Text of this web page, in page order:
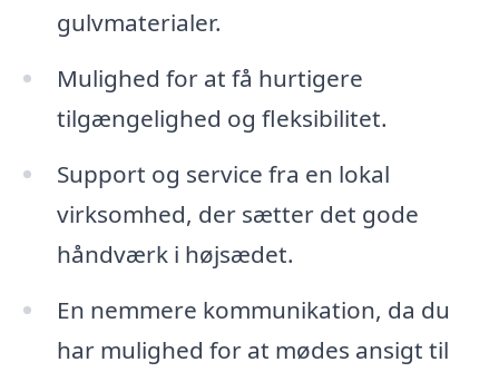
gulvmaterialer.
Mulighed for at få hurtigere
tilgængelighed og fleksibilitet.
Support og service fra en lokal
virksomhed, der sætter det gode
håndværk i højsædet.
En nemmere kommunikation, da du
har mulighed for at mødes ansigt til